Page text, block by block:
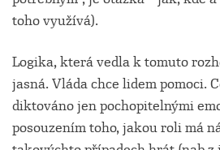
toho využívá).
Logika, která vedla k tomuto
jasná. Vláda chce lidem pomoci.
diktováno jen pochopitelnými
posouzením toho, jakou roli má